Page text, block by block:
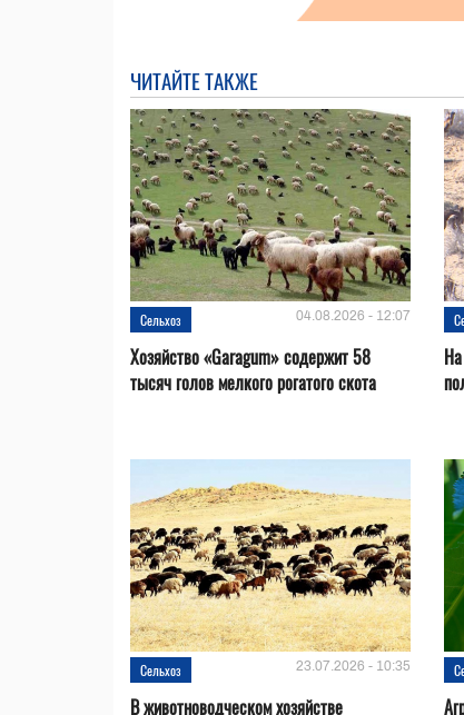
ЧИТАЙТЕ ТАКЖЕ
Сельхоз 04.08.2026 - 12:07
Хозяйство «Garagum» содержит 58
тысяч голов мелкого рогатого скота
Сельхоз 23.07.2026 - 10:35
В животноводческом хозяйстве